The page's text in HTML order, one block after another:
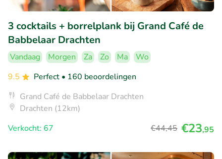
3 cocktails + borrelplank bij Grand Café de
Babbelaar Drachten
Vandaag Morgen Za Zo Ma
Wo
9.5
Perfect • 160 beoordelingen
Grand Café de Babbelaar Drachten
Drachten (12km)
Verkocht: 67
€44,45 €23,95